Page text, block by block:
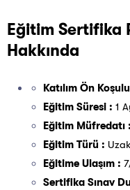
Eğitim Sertifika
Hakkında
Katılım Ön
Eğitim Süresi : 1
Eğitim Müfredatı :
Eğitim Türü :
Eğitime Ulaşım :
Sertifika Sınav